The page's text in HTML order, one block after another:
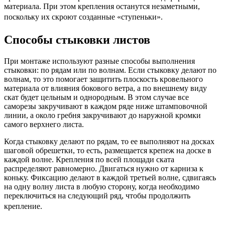
материала. При этом крепления останутся незаметными,
поскольку их скроют созданные «ступеньки».
Способы стыковки листов
При монтаже используют разные способы выполнения
стыковки: по рядам или по волнам. Если стыковку делают по
волнам, то это помогает защитить плоскость кровельного
материала от влияния бокового ветра, а по внешнему виду
скат будет цельным и однородным. В этом случае все
саморезы закручивают в каждом ряде ниже штамповочной
линии, а около гребня закручивают до наружной кромки
самого верхнего листа.
Когда стыковку делают по рядам, то ее выполняют на досках
шаговой обрешетки, то есть, размещается крепеж на доске в
каждой волне. Крепления по всей площади ската
распределяют равномерно. Двигаться нужно от карниза к
коньку. Фиксацию делают в каждой третьей волне, сдвигаясь
на одну волну листа в любую сторону, когда необходимо
переключиться на следующий ряд, чтобы продолжить
крепление.